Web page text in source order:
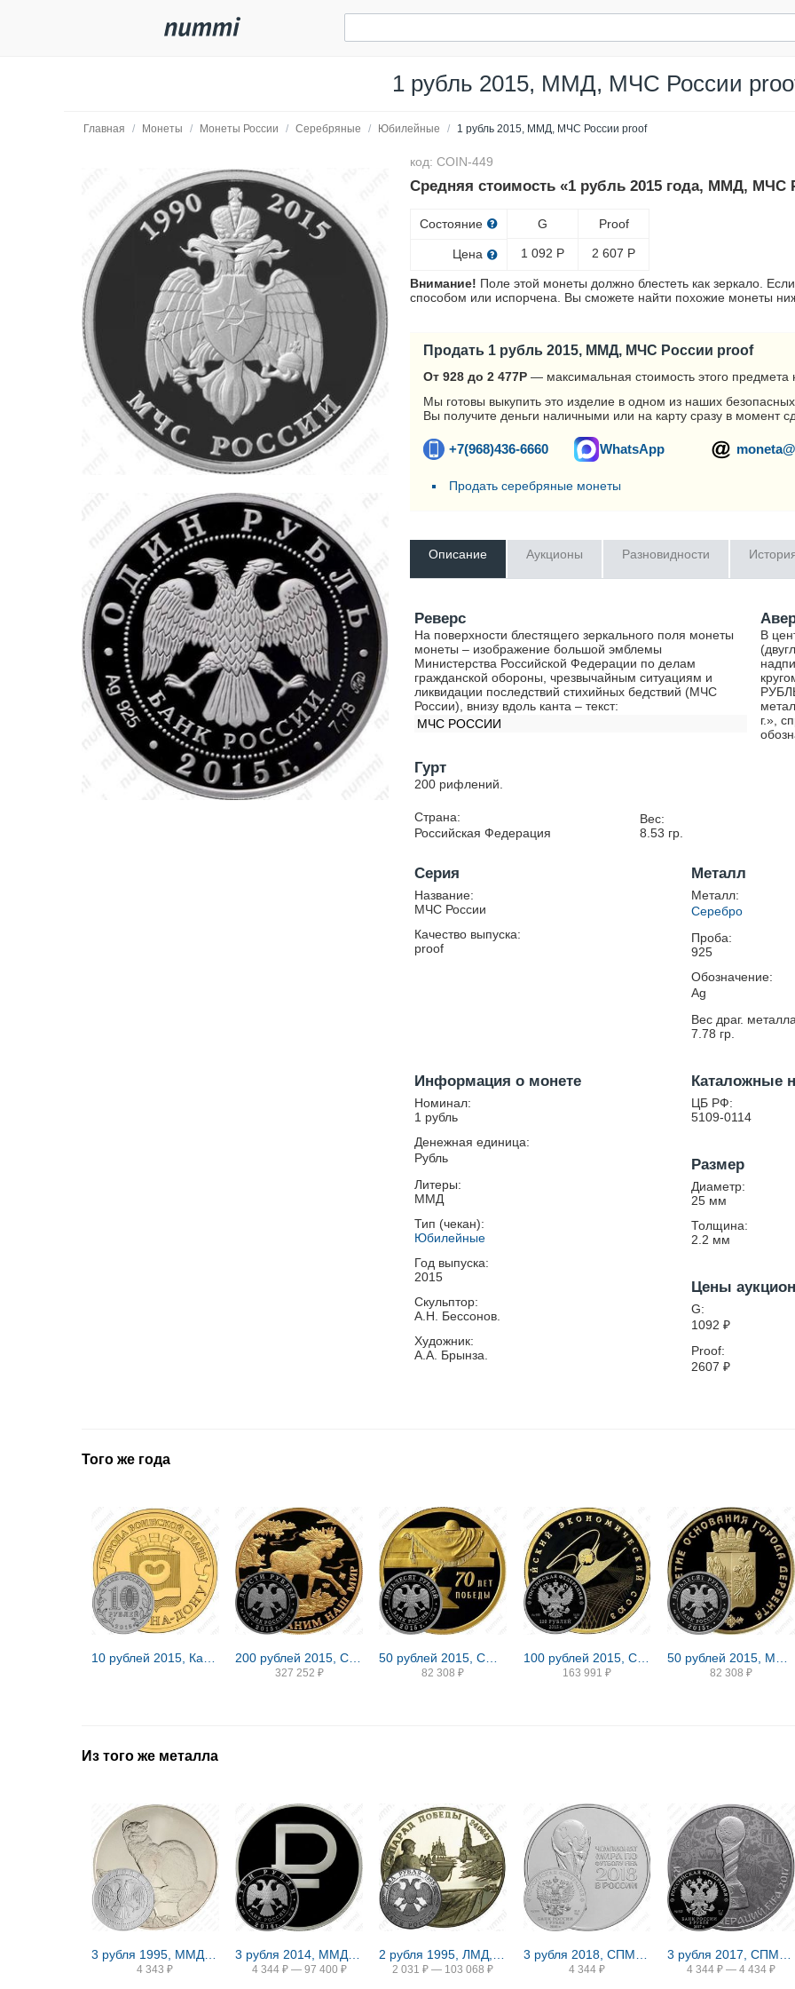
1 рубль 2015, ММД, МЧС России
Главная / Монеты / Монеты России / Серебряные / Юбилейные / 1 рубль 2015, ММД, МЧС России proof
код: COIN-449
Средняя стоимость «1 рубль 2015 года, ММД, МЧС
Состояние
Цена
G
1 092 Р
Proof
2 607 Р
Внимание! Поле этой монеты должно блестеть как зеркало.
способом или испорчена. Вы сможете найти похожие монеты
Продать 1 рубль 2015, ММД, МЧС России proof
От 928 до 2 477Р — максимальная стоимость этого предмета
Мы готовы выкупить это изделие в одном из наших
Вы получите деньги наличными или на карту сразу в момент
+7(968)436-6660 WhatsApp
Продать серебряные монеты
Описание Аукционы Разновидности
Реверс
На поверхности блестящего зеркального поля монеты
монеты – изображение большой эмблемы
Министерства Российской Федерации по делам
гражданской обороны, чрезвычайным ситуациям и
ликвидации последствий стихийных бедствий (МЧС
России), внизу вдоль канта – текст:
МЧС РОССИИ
В
г.»,
Гурт
200 рифлений.
Страна:
Российская Федерация
Вес:
8.53 гр.
Серия
Название:
МЧС России
Качество выпуска:
proof
Металл
Металл:
Серебро
Проба:
925
Обозначение:
Ag
Вес драг.
7.78 гр.
Информация о монете
Номинал:
1 рубль
Денежная единица:
Рубль
Литеры:
ММД
Тип (чекан):
Юбилейные
Год выпуска:
2015
Скульптор:
А.Н. Бессонов.
Художник:
А.А. Брынза.
Каталожные
ЦБ РФ:
5109-0114
Размер
Диаметр:
25 мм
Толщина:
2.2 мм
Цены
G:
1092 ₽
Proof:
2607 ₽
Того же года
327 252 ₽ 82 308 ₽
100 рублей 2015, СПМД, Евразийский союз proof
163 991 ₽ 82 308 ₽
Из того же металла
4 343 ₽ 4 344 ₽ — 97 400 ₽ 2 031 ₽ — 103 068 ₽ 4 344 ₽ 4 344 ₽ — 4 434 ₽